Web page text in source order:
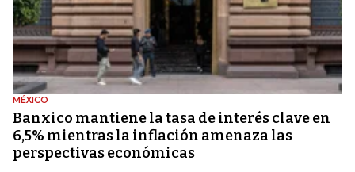
MÉXICO
Banxico mantiene la tasa de interés clave en
6,5% mientras la inflación amenaza las
perspectivas económicas